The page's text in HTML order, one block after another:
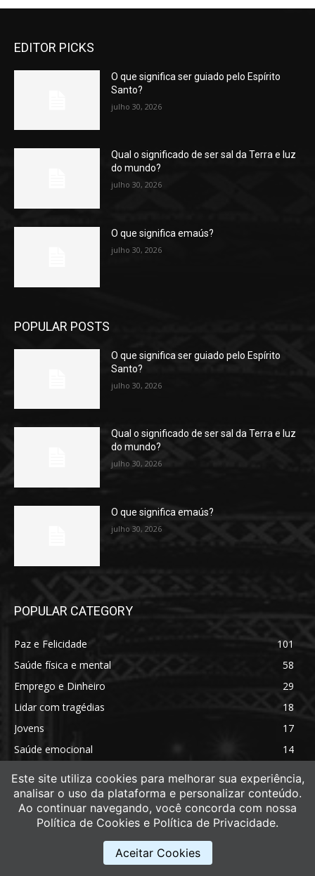
EDITOR PICKS
O que significa ser guiado pelo Espírito
Santo?
julho 30, 2026
Qual o significado de ser sal da Terra e luz
do mundo?
julho 30, 2026
O que significa emaús?
julho 30, 2026
POPULAR POSTS
O que significa ser guiado pelo Espírito
Santo?
julho 30, 2026
Qual o significado de ser sal da Terra e luz
do mundo?
julho 30, 2026
O que significa emaús?
julho 30, 2026
POPULAR CATEGORY
Paz e Felicidade
101
Saúde física e mental
58
Emprego e Dinheiro
29
Lidar com tragédias
18
Jovens
17
Saúde emocional
14
Este site utiliza cookies para melhorar sua experiência,
analisar o uso da plataforma e personalizar conteúdo.
Ao continuar navegando, você concorda com nossa
Política de Cookies e Política de Privacidade.
Aceitar Cookies